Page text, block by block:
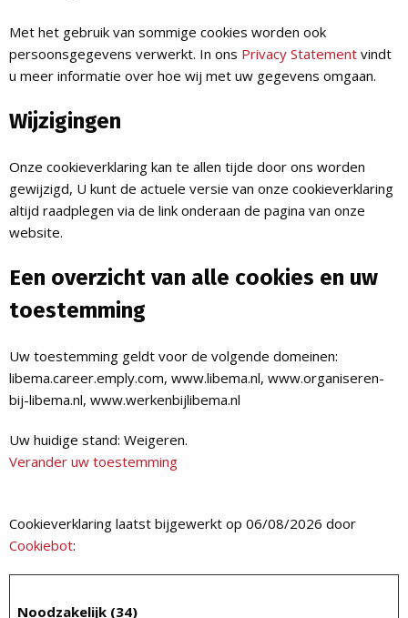
Met het gebruik van sommige cookies worden ook
persoonsgegevens verwerkt. In ons Privacy Statement vindt
u meer informatie over hoe wij met uw gegevens omgaan.
Wijzigingen
Onze cookieverklaring kan te allen tijde door ons worden
gewijzigd, U kunt de actuele versie van onze cookieverklaring
altijd raadplegen via de link onderaan de pagina van onze
website.
Een overzicht van alle cookies en uw
toestemming
Uw toestemming geldt voor de volgende domeinen:
libema.career.emply.com, www.libema.nl, www.organiseren-
bij-libema.nl, www.werkenbijlibema.nl
Uw huidige stand: Weigeren.
Verander uw toestemming
Cookieverklaring laatst bijgewerkt op 06/08/2026 door
Cookiebot:
Noodzakelijk (34)